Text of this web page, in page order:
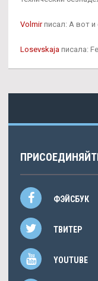
Volmirписал: А вот и
Losevskaja писала:
ФЭЙСБУК
ТВИТЕР
YOUTUBE